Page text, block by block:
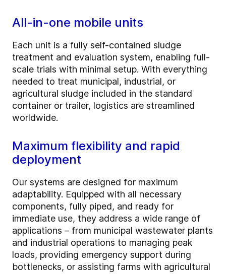
All-in-one mobile units
Each unit is a fully self-contained sludge
treatment and evaluation system, enabling full-
scale trials with minimal setup. With everything
needed to treat municipal, industrial, or
agricultural sludge included in the standard
container or trailer, logistics are streamlined
worldwide.
Maximum flexibility and rapid
deployment
Our systems are designed for maximum
adaptability. Equipped with all necessary
components, fully piped, and ready for
immediate use, they address a wide range of
applications – from municipal wastewater plants
and industrial operations to managing peak
loads, providing emergency support during
bottlenecks, or assisting farms with agricultural